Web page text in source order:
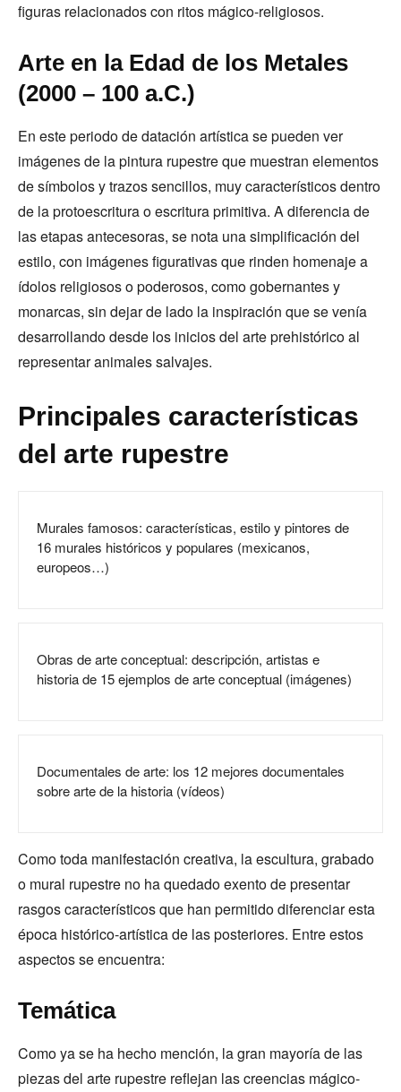
figuras relacionados con ritos mágico-religiosos.
Arte en la Edad de los Metales
(2000 – 100 a.C.)
En este periodo de datación artística se pueden ver
imágenes de la pintura rupestre que muestran elementos
de símbolos y trazos sencillos, muy característicos dentro
de la protoescritura o escritura primitiva. A diferencia de
las etapas antecesoras, se nota una simplificación del
estilo, con imágenes figurativas que rinden homenaje a
ídolos religiosos o poderosos, como gobernantes y
monarcas, sin dejar de lado la inspiración que se venía
desarrollando desde los inicios del arte prehistórico al
representar animales salvajes.
Principales características
del arte rupestre
Murales famosos: características, estilo y pintores de
16 murales históricos y populares (mexicanos,
europeos…)
Obras de arte conceptual: descripción, artistas e
historia de 15 ejemplos de arte conceptual (imágenes)
Documentales de arte: los 12 mejores documentales
sobre arte de la historia (vídeos)
Como toda manifestación creativa, la escultura, grabado
o mural rupestre no ha quedado exento de presentar
rasgos característicos que han permitido diferenciar esta
época histórico-artística de las posteriores. Entre estos
aspectos se encuentra:
Temática
Como ya se ha hecho mención, la gran mayoría de las
piezas del arte rupestre reflejan las creencias mágico-